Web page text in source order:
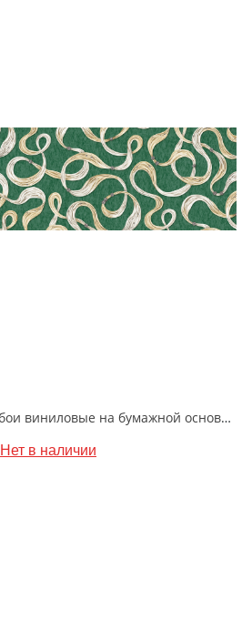
88285-3 Veluce 2018 Обои виниловые на бумажной основе 1.06*15.6
Нет в наличии